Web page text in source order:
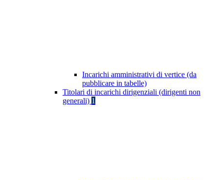
Incarichi amministrativi di vertice (da
pubblicare in tabelle)
Titolari di incarichi dirigenziali (dirigenti non
generali) 1